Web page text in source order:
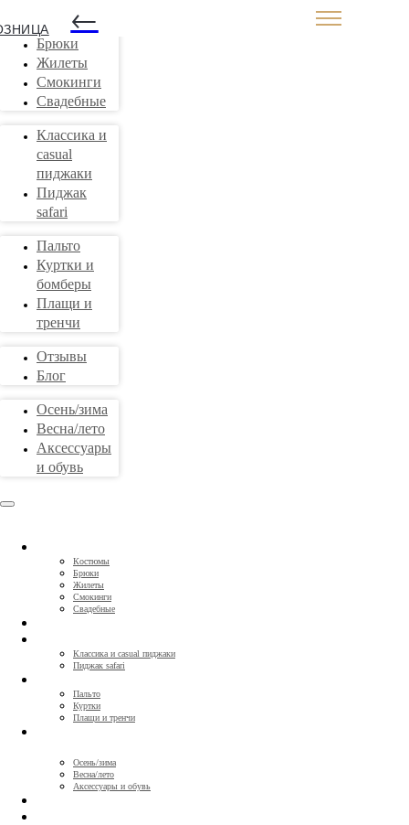
←
Костюмы
Брюки
Жилеты
Смокинги
Свадебные
Классика и
casual
пиджаки
Пиджак
safari
Пальто
Куртки и
бомберы
Плащи и
тренчи
Отзывы
Блог
Осень/зима
Весна/лето
Аксессуары
и обувь
Костюмы
Брюки
Жилеты
Смокинги
Свадебные
Классика и casual пиджаки
Пиджак safari
Пальто
Куртки
Плащи и тренчи
Осень/зима
Весна/лето
Аксессуары и обувь